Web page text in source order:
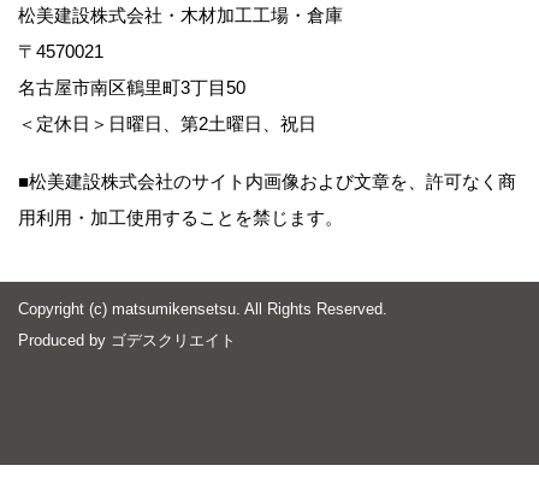
松美建設株式会社・木材加工工場・倉庫
〒4570021
名古屋市南区鶴里町3丁目50
＜定休日＞日曜日、第2土曜日、祝日
■松美建設株式会社のサイト内画像および文章を、許可なく商
用利用・加工使用することを禁じます。
Copyright (c) matsumikensetsu. All Rights Reserved.
Produced by ゴデスクリエイト